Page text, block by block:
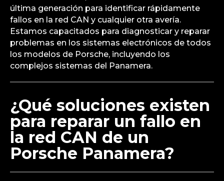
Diagnosticar un fallo en la red CAN de un Porsche
Panamera requiere el uso de equipos de
diagnóstico avanzados que pueden leer los
códigos de error almacenados en el sistema del
vehículo. En nuestro taller especializado en
Porsche No Oficial, utilizamos herramientas de
fallos en la red CAN y cualquier otra avería.
Estamos capacitados para diagnosticar y reparar
problemas en los sistemas electrónicos de todos
los modelos de Porsche, incluyendo los
complejos sistemas del Panamera.